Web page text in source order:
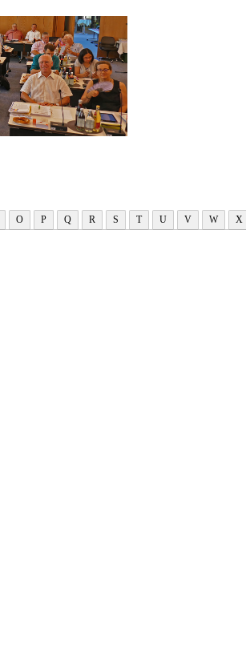
O P Q R S T U V W X